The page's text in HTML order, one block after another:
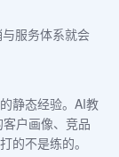
服务体系就会
静态经验。AI教
户画像、竞品
的不是练的。